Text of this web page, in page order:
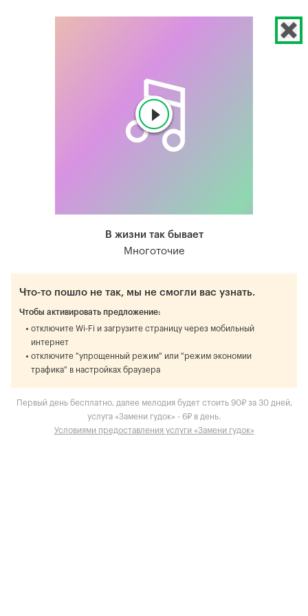
В жизни так бывает
Многоточие
Что-то пошло не так, мы не смогли вас узнать.
Чтобы активировать предложение:
отключите Wi-Fi и загрузите страницу через мобильный
интернет
отключите "упрощенный режим" или "режим экономии
трафика" в настройках браузера
Первый день бесплатно, далее мелодия будет стоить 90₽ за 30 дней,
услуга «Замени гудок» - 6₽ в день.
Условиями предоставления услуги «Замени гудок»